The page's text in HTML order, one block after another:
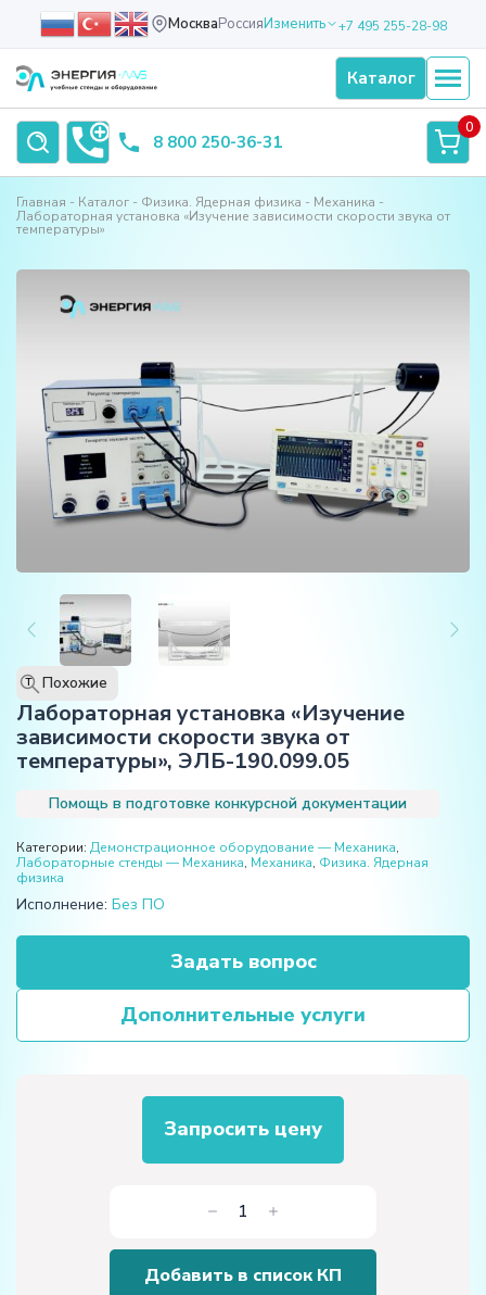
МоскваРоссияИзменить +7 495 255-28-98
Каталог
8 800 250-36-31
0
Главная Каталог Физика. Ядерная физика
Механика
Лабораторная установка «Изучение зависимости скорости звука от
температуры»
T Похожие
Лабораторная установка «Изучение
зависимости скорости звука от
температуры», ЭЛБ-190.099.05
Помощь в подготовке конкурсной документации
Категории: Демонстрационное оборудование — Механика,
Лабораторные стенды — Механика, Механика, Физика. Ядерная
физика
Исполнение: Без ПО
Задать вопрос
Дополнительные услуги
Запросить цену
Количество
товара
Лабораторная
установка
Добавить в список КП